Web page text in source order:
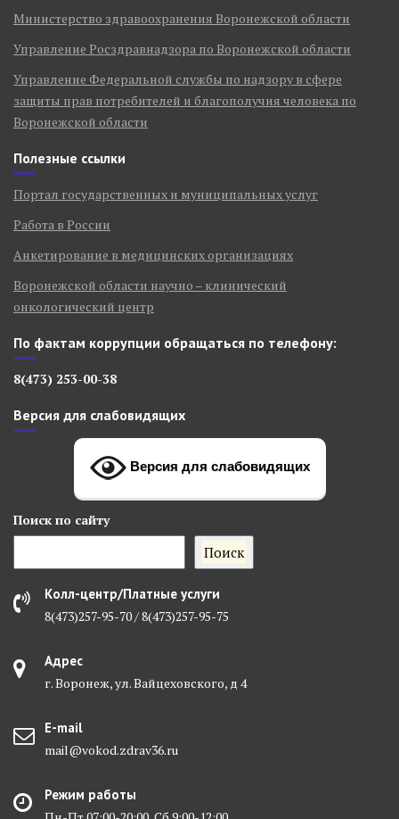
Министерство здравоохранения Воронежской области
Управление Росздравнадзора по Воронежской области
Управление Федеральной службы по надзору в сфере
защиты прав потребителей и благополучия человека по
Воронежской области
Полезные ссылки
Портал государственных и муниципальных услуг
Работа в России
Анкетирование в медицинских организациях
Воронежской области научно – клинический
онкологический центр
По фактам коррупции обращаться по телефону:
8(473) 253-00-38
Версия для слабовидящих
Версия для слабовидящих
Поиск по сайту
Поиск
Колл-центр/Платные услуги
8(473)257-95-70 / 8(473)257-95-75
Адрес
г. Воронеж, ул. Вайцеховского, д 4
E-mail
mail@vokod.zdrav36.ru
Режим работы